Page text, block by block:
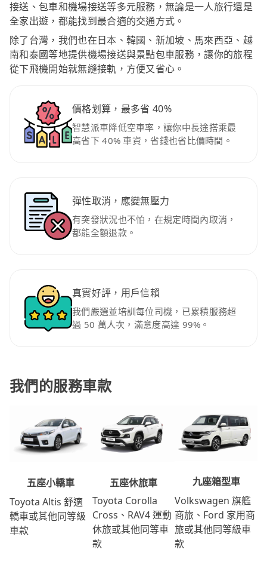
接送、包車和機場接送等多元服務，無論是一人旅行還是
全家出遊，都能找到最合適的交通方式。
除了台灣，我們也在日本、韓國、新加坡、馬來西亞、越
南和泰國等地提供機場接送與景點包車服務，讓你的旅程
從下飛機開始就無縫接軌，方便又省心。
價格划算，最多省 40%
智慧派車降低空車率，讓你中長途搭乘最
高省下 40% 車資，省錢也省比價時間。
彈性取消，應變無壓力
有突發狀況也不怕，在規定時間內取消，
都能全額退款。
真實好評，用戶信賴
我們嚴選並培訓每位司機，已累積服務超
過 50 萬人次，滿意度高達 99%。
我們的服務車款
五座小轎車
Toyota Altis 舒適
轎車或其他同等級
車款
五座休旅車
Toyota Corolla
Cross、RAV4 運動
休旅或其他同等車
款
九座箱型車
Volkswagen 旗艦
商旅、Ford 家用商
旅或其他同等級車
款